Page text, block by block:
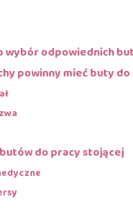
wybór odpowiednich
powinny mieć buty
do pracy stojącej